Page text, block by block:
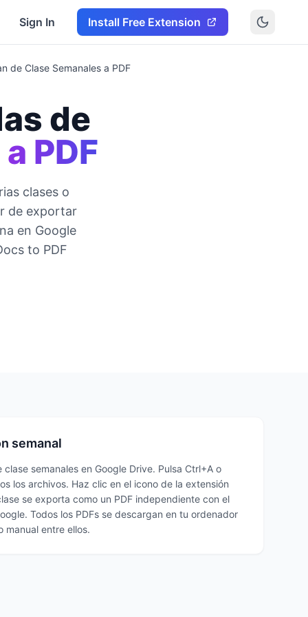
Sign In Install Free Extension
de Clase Semanales a PDF
de
PDF
clases o
de exportar
en Google
to PDF
semanal
semanales en Google Drive. Pulsa Ctrl+A o
los archivos. Haz clic en el icono de la extensión
se exporta como un PDF independiente con el
Todos los PDFs se descargan en tu ordenador
manual entre ellos.